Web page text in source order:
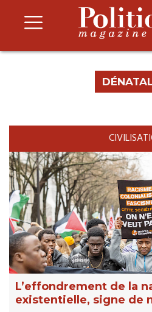
L’effondrement de la
existentielle, signe de